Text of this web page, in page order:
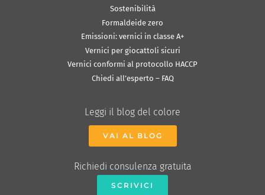
Sostenibilità
Formaldeide zero
Emissioni: vernici in classe A+
Vernici per giocattoli sicuri
Vernici conformi al protocollo HACCP
Chiedi all’esperto – FAQ
Leggi il blog del colore
VAI AL BLOG
Richiedi consulenza gratuita
SCRIVICI